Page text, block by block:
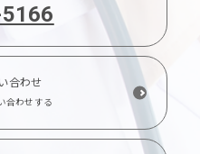
合わせ
合わせする